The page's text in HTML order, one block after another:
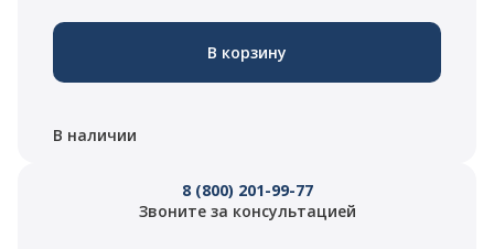
В корзину
В наличии
8 (800) 201-99-77
Звоните за консультацией